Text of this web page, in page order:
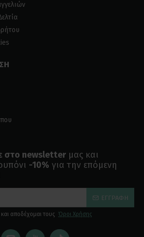
στο newsletter μας και
-10% για την επόμενη
ΕΓΓΡΑΦΉ
αποδέχομαι τους Όροι Χρήσης